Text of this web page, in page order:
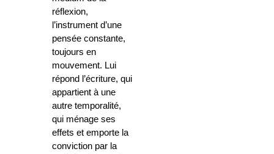
réflexion,
l’instrument d’une
pensée constante,
toujours en
mouvement. Lui
répond l’écriture, qui
appartient à une
autre temporalité,
qui ménage ses
effets et emporte la
conviction par la